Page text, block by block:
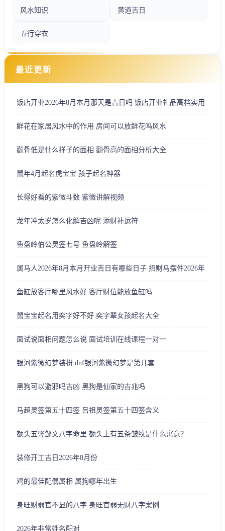
风水知识 黄道吉日
五行穿衣
最近更新
饭店开业2026年8月本月那天是吉日吗 饭店开业礼品高档实用
鲜花在家居风水中的作用 房间可以放鲜花吗风水
颧骨低是什么样子的面相 颧骨高的面相分析大全
鼠年4月起名虎宝宝 孩子起名神器
长得好看的紫微斗数 紫微讲解视频
龙年冲太岁怎么化解吉凶呢 添财补运符
鱼盘岭伯公灵签七号 鱼盘岭解签
属马人2026年8月本月开业吉日有哪些日子 招财马摆件2026年
鱼缸放客厅哪里风水好 客厅财位能放鱼缸吗
鼠宝宝起名用奕字好不好 奕字辈女孩起名大全
面试说面相问题怎么说 面试培训在线课程一对一
银河紫微幻梦装扮 dnf银河紫微幻梦是第几套
黑狗可以避邪吗吉凶 黑狗是仙家的吉兆吗
马超灵签第五十四签 吕祖灵签第五十四签含义
额头五竖邹文八字命里 额头上有五条皱纹是什么寓意？
装修开工吉日2026年8月份
鸡的最佳配偶属相 属狗哪年出生
身旺财弱官不显的八字 身旺官弱无财八字案例
2026年非常姓名配对